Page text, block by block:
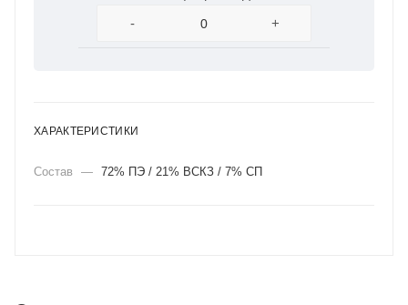
-
+
ХАРАКТЕРИСТИКИ
Состав — 72% ПЭ / 21% ВСКЗ / 7% СП